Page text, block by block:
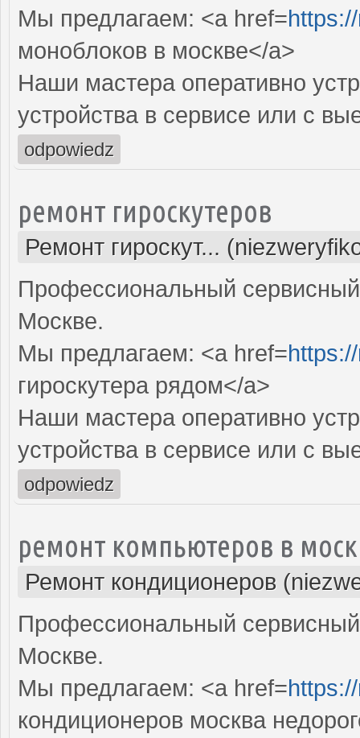
Мы предлагаем: <a href=
моноблоков в москве</a>
Наши мастера оперативно
устройства в сервисе или с
odpowiedz
ремонт гироскутеров
Ремонт гироскут...
Профессиональный сервисный
Москве.
Мы предлагаем: <a href=
гироскутера рядом</a>
Наши мастера оперативно
устройства в сервисе или с
odpowiedz
ремонт компьютеров в
Ремонт кондиционеров
Профессиональный
Москве.
Мы предлагаем: <a href=
кондиционеров москва